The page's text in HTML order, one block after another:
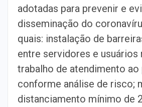
adotadas para prevenir e
disseminação do
quais: instalação de
entre servidores e usuários
trabalho de atendimento ao
conforme análise de risco;
distanciamento mínimo de